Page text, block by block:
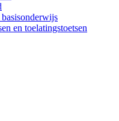
en toelatingstoetsen